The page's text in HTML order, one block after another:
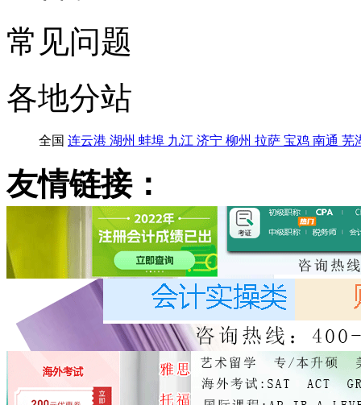
常见问题
各地分站
全国 连云港 湖州 蚌埠 九江 济宁 柳州 拉萨 宝鸡 南通 芜
友情链接：